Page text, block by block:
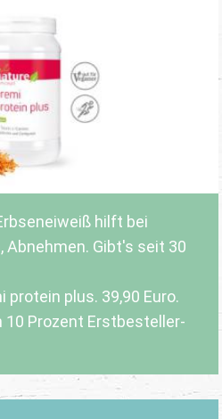
hilft bei
Abnehmen. Gibt's seit 30
protein plus. 39,90 Euro.
10 Prozent Erstbesteller-